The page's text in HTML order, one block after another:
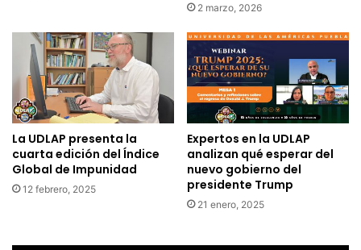
2 marzo, 2026
La UDLAP presenta la
cuarta edición del Índice
Global de Impunidad
12 febrero, 2025
Expertos en la UDLAP
analizan qué esperar del
nuevo gobierno del
presidente Trump
21 enero, 2025